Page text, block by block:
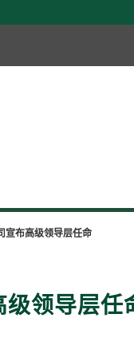
宣布高级领导层任命
级领导层任